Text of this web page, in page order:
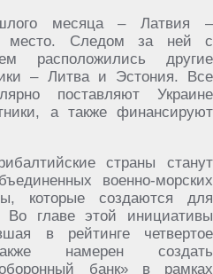
месяца – Латвия –
место. Следом за ней с
расположились другие
– Литва и Эстония. Все
поставляют Украине
а также финансируют
страны станут
военно-морских
которые создаются для
Во главе этой инициативы
в рейтинге четвертое
намерен создать
банк» в рамках